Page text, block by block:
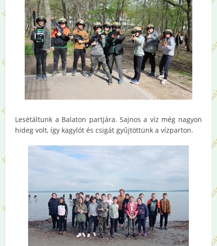
Lesétáltunk a Balaton partjára. Sajnos a víz még nagyon
hideg volt, így kagylót és csigát gyűjtöttünk a vízparton.